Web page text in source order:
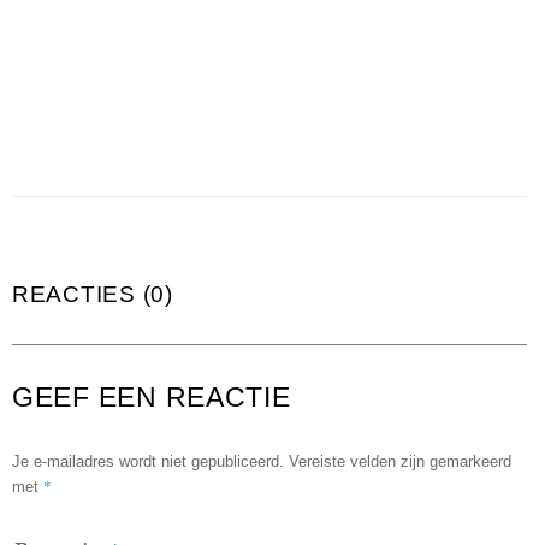
REACTIES (0)
GEEF EEN REACTIE
Je e-mailadres wordt niet gepubliceerd. Vereiste velden zijn gemarkeerd
met *